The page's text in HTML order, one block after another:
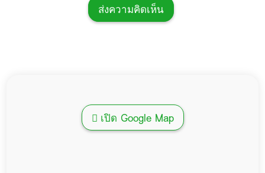
ส่งความคิดเห็น
เปิด Google Map